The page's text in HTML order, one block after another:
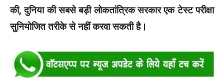
की, दुनिया की सबसे बड़ी लोकतांत्रिक सरकार एक टेस्ट परीक्षा
सुनियोजित तरीके से नहीं करवा सकती है।